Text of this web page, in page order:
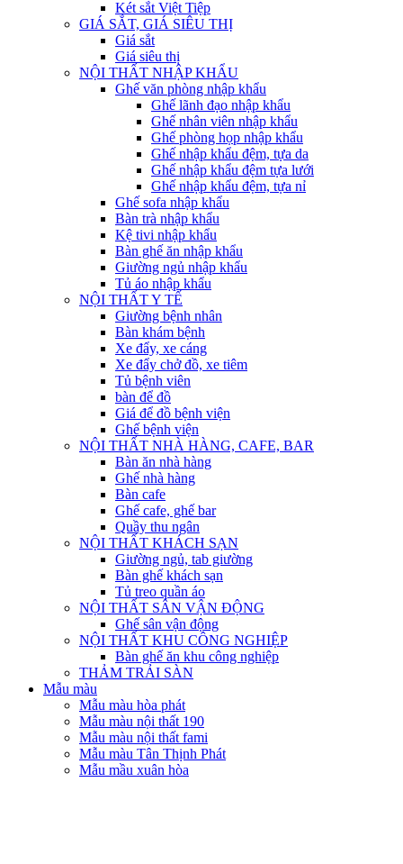
Két sắt Việt Tiệp
GIÁ SẮT, GIÁ SIÊU THỊ
Giá sắt
Giá siêu thị
NỘI THẤT NHẬP KHẨU
Ghế văn phòng nhập khẩu
Ghế lãnh đạo nhập khẩu
Ghế nhân viên nhập khẩu
Ghế phòng họp nhập khẩu
Ghế nhập khẩu đệm, tựa da
Ghế nhập khẩu đệm tựa lưới
Ghế nhập khẩu đệm, tựa nỉ
Ghế sofa nhập khẩu
Bàn trà nhập khẩu
Kệ tivi nhập khẩu
Bàn ghế ăn nhập khẩu
Giường ngủ nhập khẩu
Tủ áo nhập khẩu
NỘI THẤT Y TẾ
Giường bệnh nhân
Bàn khám bệnh
Xe đẩy, xe cáng
Xe đẩy chở đồ, xe tiêm
Tủ bệnh viên
bàn để đồ
Giá để đồ bệnh viện
Ghế bệnh viện
NỘI THẤT NHÀ HÀNG, CAFE, BAR
Bàn ăn nhà hàng
Ghế nhà hàng
Bàn cafe
Ghế cafe, ghế bar
Quầy thu ngân
NỘI THẤT KHÁCH SẠN
Giường ngủ, tab giường
Bàn ghế khách sạn
Tủ treo quần áo
NỘI THẤT SÂN VẬN ĐỘNG
Ghế sân vận động
NỘI THẤT KHU CÔNG NGHIỆP
Bàn ghế ăn khu công nghiệp
THẢM TRẢI SÀN
Mẫu màu
Mẫu màu hòa phát
Mẫu màu nội thất 190
Mẫu màu nội thất fami
Mẫu màu Tân Thịnh Phát
Mẫu mầu xuân hòa